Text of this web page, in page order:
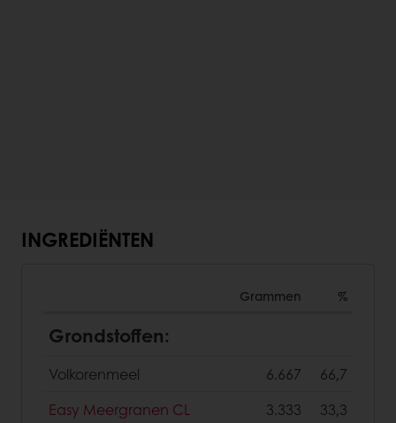
INGREDIËNTEN
Grammen %
Grondstoffen:
Volkorenmeel 6.667
66,7
Easy Meergranen CL
3.333
33,3